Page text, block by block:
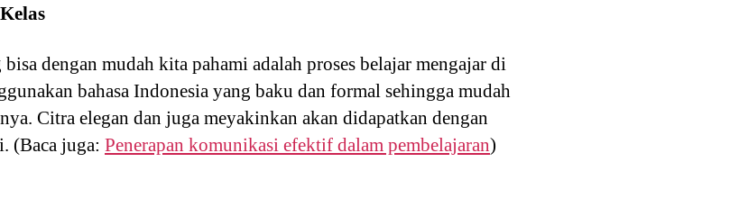
dengan mudah kita pahami adalah proses belajar mengajar di
bahasa Indonesia yang baku dan formal sehingga mudah
Citra elegan dan juga meyakinkan akan didapatkan dengan
(Baca juga: Penerapan komunikasi efektif dalam pembelajaran)